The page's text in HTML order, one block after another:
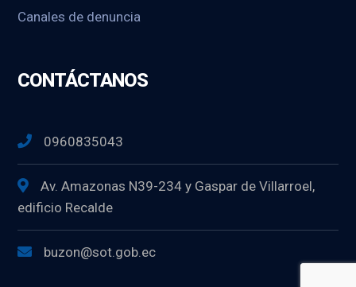
Canales de denuncia
CONTÁCTANOS
0960835043
Av. Amazonas N39-234 y Gaspar de Villarroel,
edificio Recalde
buzon@sot.gob.ec